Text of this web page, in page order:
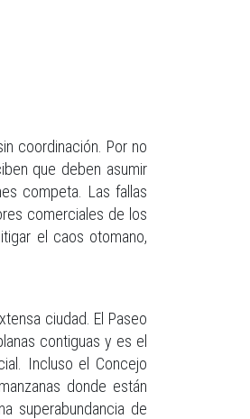
coordinación. Por no
que deben asumir
competa. Las fallas
comerciales de los
el caos otomano,
ciudad. El Paseo
contiguas y es el
Incluso el Concejo
donde están
superabundancia de